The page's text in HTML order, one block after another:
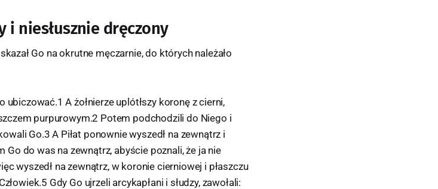
i niesłusznie dręczony
Go na okrutne męczarnie, do których należało
ubiczować.1 A żołnierze uplótłszy koronę z cierni,
purpurowym.2 Potem podchodzili do Niego i
Go.3 A Piłat ponownie wyszedł na zewnątrz i
do was na zewnątrz, abyście poznali, że ja nie
wyszedł na zewnątrz, w koronie cierniowej i płaszczu
Gdy Go ujrzeli arcykapłani i słudzy, zawołali: